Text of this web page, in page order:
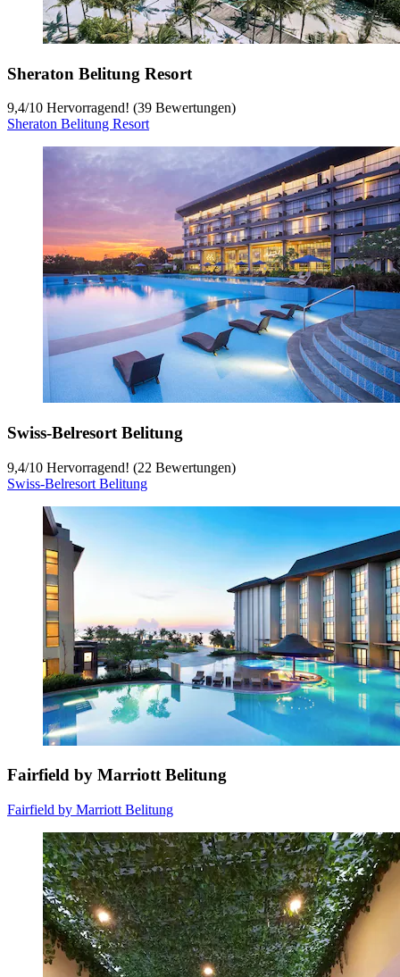
Sheraton Belitung Resort
9,4/10 Hervorragend! (39 Bewertungen)
Sheraton Belitung Resort
Swiss-Belresort Belitung
9,4/10 Hervorragend! (22 Bewertungen)
Swiss-Belresort Belitung
Fairfield by Marriott Belitung
Fairfield by Marriott Belitung